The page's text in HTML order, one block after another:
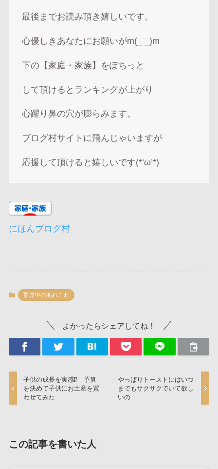
最後までお読み頂き嬉しいです。
心優しきあなたにお願いがm(_ _)m
下の【家庭・家族】をぽちっと
して頂けるとランキングが上がり
心躍り鼻の穴が膨らみます。
ブログ村サイトに飛んじゃいますが
応援して頂けると嬉しいです(*’ω’*)
にほんブログ村
育児中のあれこれ
よかったらシェアしてね！
子供の成長を実感⁉ 予算
を決めて子供にお土産を買
わせてみた
やっぱりトーストにはいつ
までもサクサクでいて欲し
いの
この記事を書いた人